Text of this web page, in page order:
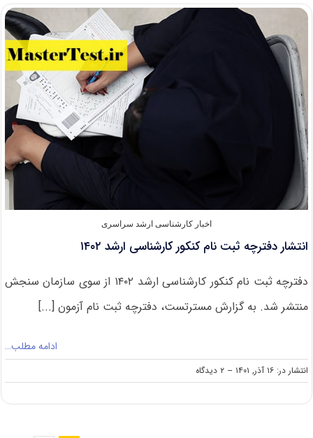
اخبار کارشناسی ارشد سراسری
انتشار دفترچه ثبت نام کنکور کارشناسی ارشد ۱۴۰۲
دفترچه ثبت نام کنکور کارشناسی ارشد ۱۴۰۲ از سوی سازمان سنجش
منتشر شد. به گزارش مسترتست، دفترچه ثبت نام آزمون [...]
ادامه مطلب…
انتشار در: ۱۶ آذر, ۱۴۰۱ -- ۲ دیدگاه
on
انتشار